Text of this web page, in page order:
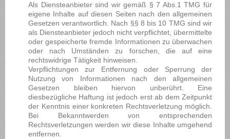
Als Diensteanbieter sind wir gemäß § 7 Abs.1 TMG für
eigene Inhalte auf diesen Seiten nach den allgemeinen
Gesetzen verantwortlich. Nach §§ 8 bis 10 TMG sind wir
als Diensteanbieter jedoch nicht verpflichtet, übermittelte
oder gespeicherte fremde Informationen zu überwachen
oder nach Umständen zu forschen, die auf eine
rechtswidrige Tätigkeit hinweisen.
Verpflichtungen zur Entfernung oder Sperrung der
Nutzung von Informationen nach den allgemeinen
Gesetzen bleiben hiervon unberührt. Eine
diesbezügliche Haftung ist jedoch erst ab dem Zeitpunkt
der Kenntnis einer konkreten Rechtsverletzung möglich.
Bei Bekanntwerden von entsprechenden
Rechtsverletzungen werden wir diese Inhalte umgehend
entfernen.